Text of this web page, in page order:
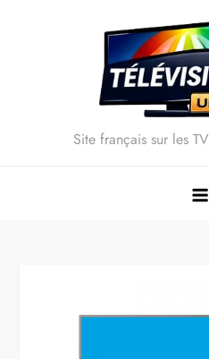
Site français sur les